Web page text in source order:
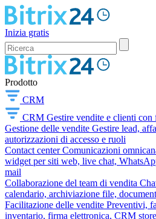
Inizia gratis
Prodotto
CRM
CRM Gestire vendite e clienti con
Gestione delle vendite Gestire lead,
autorizzazioni di accesso e ruoli
Contact center Comunicazioni
widget per siti web, live chat,
mail
Collaborazione del team di vendita
calendario, archiviazione file,
Facilitazione delle vendite Preventivi,
inventario, firma elettronica, CRM store